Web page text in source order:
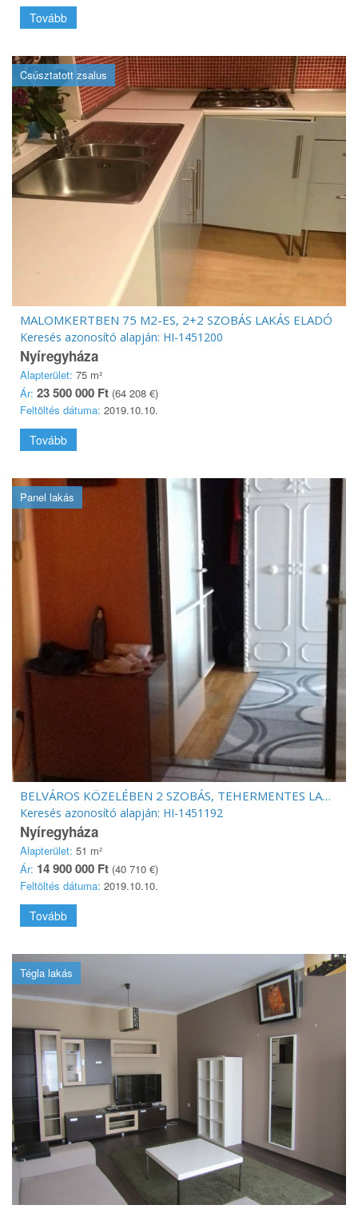
Tovább
Csúsztatott zsalus
MALOMKERTBEN 75 M2-ES, 2+2 SZOBÁS LAKÁS ELADÓ
Keresés azonosító alapján: HI-1451200
Nyíregyháza
Alapterület: 75 m²
Ár: 23 500 000 Ft (64 208 €)
Feltöltés dátuma: 2019.10.10.
Tovább
Panel lakás
BELVÁROS KÖZELÉBEN 2 SZOBÁS, TEHERMENTES LAKÁS ELADÓ
Keresés azonosító alapján: HI-1451192
Nyíregyháza
Alapterület: 51 m²
Ár: 14 900 000 Ft (40 710 €)
Feltöltés dátuma: 2019.10.10.
Tovább
Tégla lakás